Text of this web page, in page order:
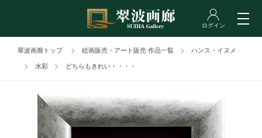
翠波画廊トップ 絵画販売・アート販売 作品一覧 ハンス・イヌメ
水彩 どちらもきれい・・・・